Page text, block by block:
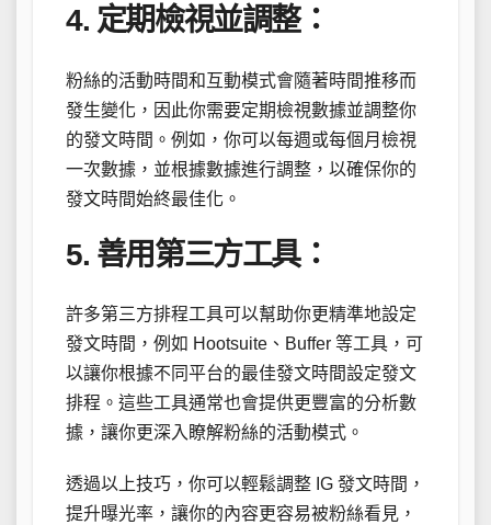
4. 定期檢視並調整：
粉絲的活動時間和互動模式會隨著時間推移而
發生變化，因此你需要定期檢視數據並調整你
的發文時間。例如，你可以每週或每個月檢視
一次數據，並根據數據進行調整，以確保你的
發文時間始終最佳化。
5. 善用第三方工具：
許多第三方排程工具可以幫助你更精準地設定
發文時間，例如 Hootsuite、Buffer 等工具，可
以讓你根據不同平台的最佳發文時間設定發文
排程。這些工具通常也會提供更豐富的分析數
據，讓你更深入瞭解粉絲的活動模式。
透過以上技巧，你可以輕鬆調整 IG 發文時間，
提升曝光率，讓你的內容更容易被粉絲看見，